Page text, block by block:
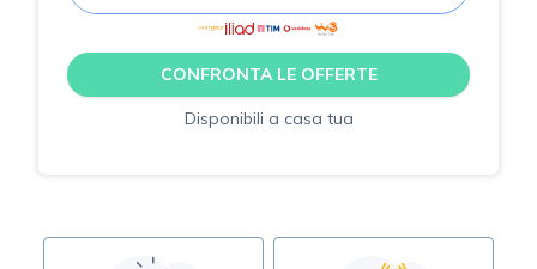
CONFRONTA LE OFFERTE
Disponibili a casa tua